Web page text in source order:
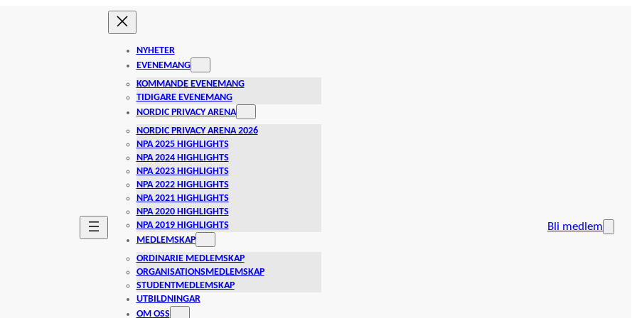
NYHETER
EVENEMANG
KOMMANDE EVENEMANG
TIDIGARE EVENEMANG
NORDIC PRIVACY ARENA
NORDIC PRIVACY ARENA 2026
NPA 2025 HIGHLIGHTS
NPA 2024 HIGHLIGHTS
NPA 2023 HIGHLIGHTS
NPA 2022 HIGHLIGHTS
NPA 2021 HIGHLIGHTS
NPA 2020 HIGHLIGHTS
NPA 2019 HIGHLIGHTS
MEDLEMSKAP
ORDINARIE MEDLEMSKAP
ORGANISATIONSMEDLEMSKAP
STUDENTMEDLEMSKAP
UTBILDNINGAR
OM OSS
Bli medlem